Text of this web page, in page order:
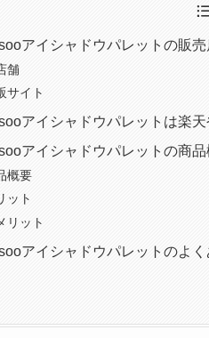
アイシャドウパレットの販
舗
サイト
アイシャドウパレットは楽天
アイシャドウパレットの商
概要
ット
リット
アイシャドウパレットのよく